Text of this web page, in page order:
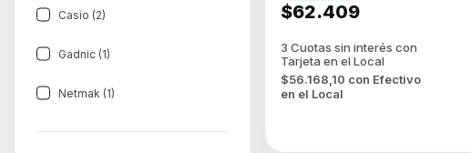
Casio (2)
Gadnic (1)
Netmak (1)
$62.409
$56.168,10 con Efectivo
en el Local